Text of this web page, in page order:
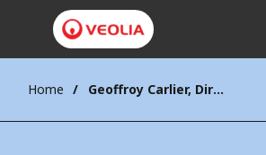
Home Geoffroy Carlier, Directeur de l’intégration opérationnelle et des projets complexes